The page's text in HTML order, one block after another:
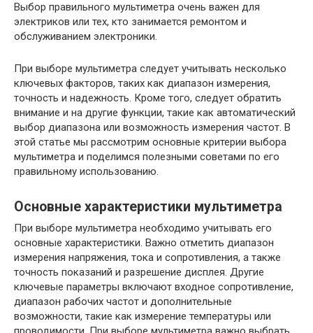
Выбор правильного мультиметра очень важен для
электриков или тех, кто занимается ремонтом и
обслуживанием электроники.
При выборе мультиметра следует учитывать несколько
ключевых факторов, таких как диапазон измерения,
точность и надежность. Кроме того, следует обратить
внимание и на другие функции, такие как автоматический
выбор диапазона или возможность измерения частот. В
этой статье мы рассмотрим основные критерии выбора
мультиметра и поделимся полезными советами по его
правильному использованию.
Основные характеристики мультиметра
При выборе мультиметра необходимо учитывать его
основные характеристики. Важно отметить диапазон
измерения напряжения, тока и сопротивления, а также
точность показаний и разрешение дисплея. Другие
ключевые параметры включают входное сопротивление,
диапазон рабочих частот и дополнительные
возможности, такие как измерение температуры или